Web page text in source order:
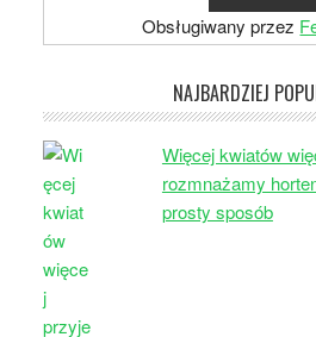
Obsługiwany przez
NAJBARDZIEJ
Więcej kwiatów
rozmnażamy
prosty sposób